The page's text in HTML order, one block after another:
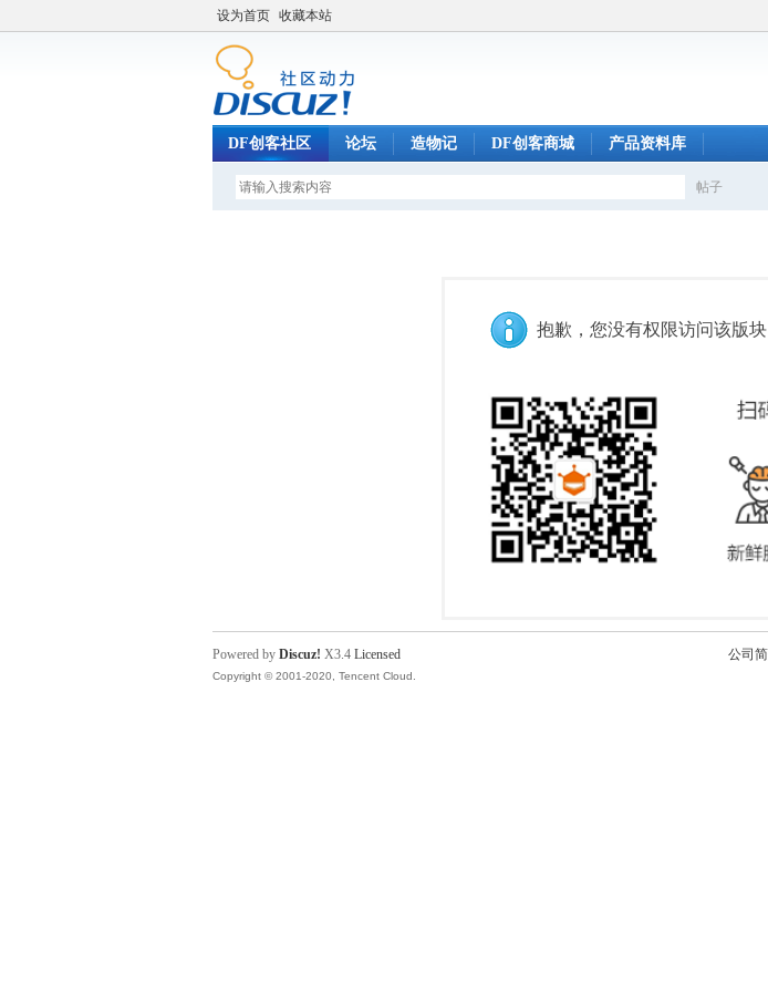
设为首页 收藏本站
DF创客社区 论坛 造物记 DF创客商城 产品资料库
帖子
抱歉，您没有权限访问该版块
公司
Powered by Discuz! X3.4 Licensed
Copyright © 2001-2020, Tencent Cloud.